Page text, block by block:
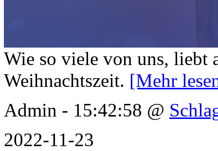
Wie so viele von uns, liebt
Weihnachtszeit. [Mehr
Admin - 15:42:58 @
2022-11-23